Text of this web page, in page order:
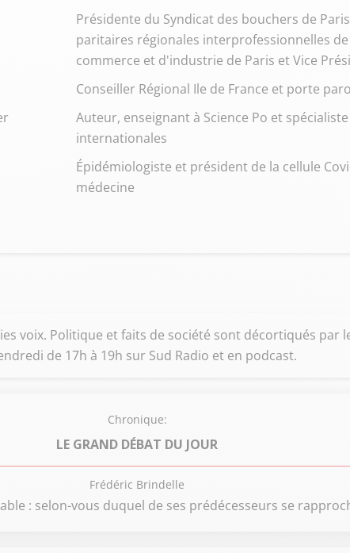
Présidente du Syndicat des bouchers de
paritaires régionales interprofessionnelles
commerce et d'industrie de Paris et Vice
Conseiller Régional Ile de France et porte
Auteur, enseignant à Science Po et
internationales
Épidémiologiste et président de la cellule
médecine
voix. Politique et faits de société sont décortiqués par
de 17h à 19h sur Sud Radio et en podcast.
Chronique:
LE GRAND DÉBAT DU JOUR
Frédéric Brindelle
: selon-vous duquel de ses prédécesseurs se